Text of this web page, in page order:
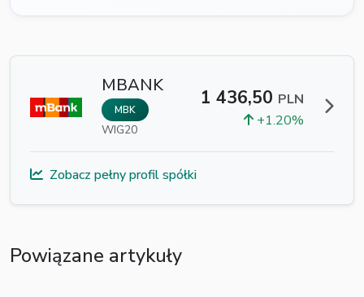
MBANK
MBK
WIG20
1 436,50 PLN
+1.20%
Zobacz pełny profil spółki
Powiązane artykuły